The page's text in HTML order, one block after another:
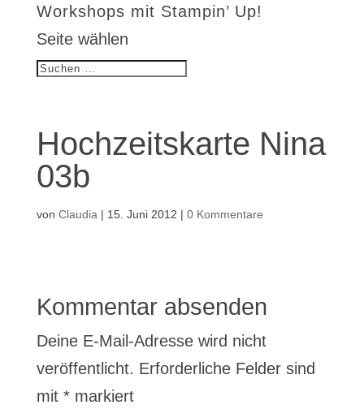
Workshops mit Stampin’ Up!
Seite wählen
Hochzeitskarte Nina
03b
von Claudia | 15. Juni 2012 | 0 Kommentare
Kommentar absenden
Deine E-Mail-Adresse wird nicht
veröffentlicht. Erforderliche Felder sind
mit *markiert